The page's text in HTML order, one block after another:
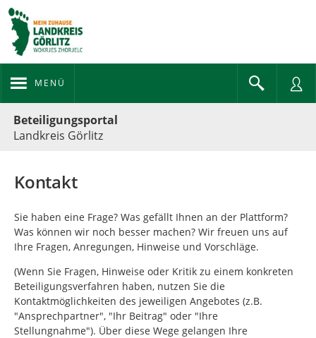
MENÜ
Beteiligungsportal
Landkreis Görlitz
Kontakt
Sie haben eine Frage? Was gefällt Ihnen an der Plattform?
Was können wir noch besser machen? Wir freuen uns auf
Ihre Fragen, Anregungen, Hinweise und Vorschläge.
(Wenn Sie Fragen, Hinweise oder Kritik zu einem konkreten
Beteiligungsverfahren haben, nutzen Sie die
Kontaktmöglichkeiten des jeweiligen Angebotes (z.B.
"Ansprechpartner", "Ihr Beitrag" oder "Ihre
Stellungnahme"). Über diese Wege gelangen Ihre